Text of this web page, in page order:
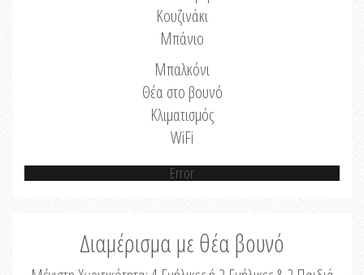
Κουζινάκι
Μπάνιο
Μπαλκόνι
Θέα στο βουνό
Κλιματισμός
WiFi
Error
Διαμέρισμα με θέα βουνό